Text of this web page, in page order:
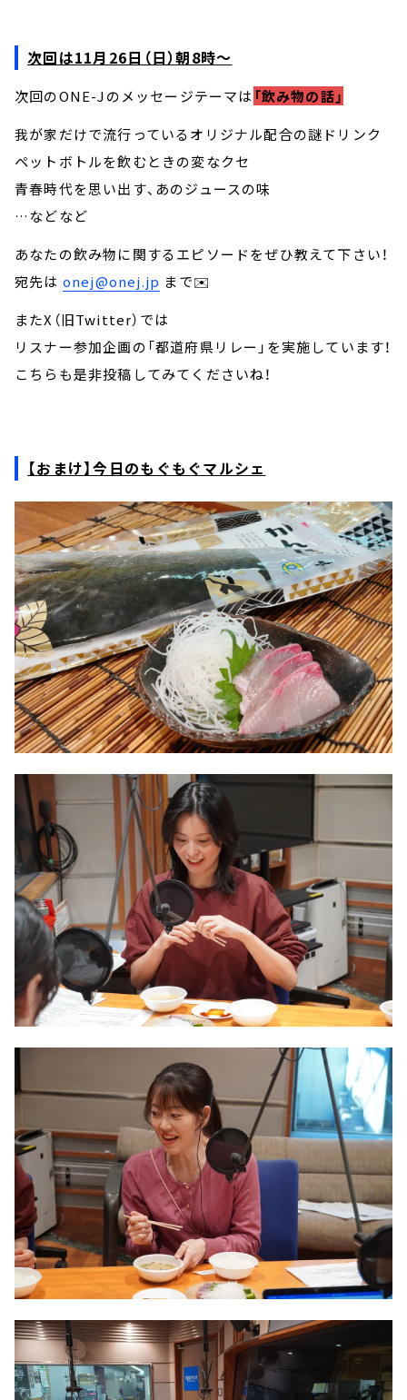
次回は11月26日（日）朝8時～
次回のONE-Jのメッセージテーマは 「飲み物の話」
我が家だけで流行っているオリジナル配合の謎ドリンク
ペットボトルを飲むときの変なクセ
青春時代を思い出す、あのジュースの味
…などなど
あなたの飲み物に関するエピソードをぜひ教えて下さい！
宛先は onej@onej.jp まで✉️
またX（旧Twitter）では
リスナー参加企画の「都道府県リレー」を実施しています！
こちらも是非投稿してみてくださいね！
【おまけ】今日のもぐもぐマルシェ